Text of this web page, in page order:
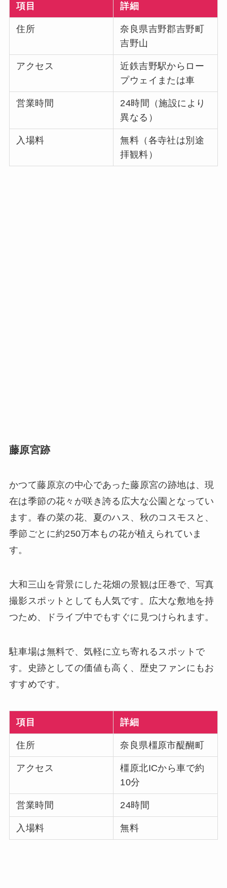
項目 詳細
住所
奈良県吉野郡吉野町
吉野山
アクセス
近鉄吉野駅からロー
プウェイまたは車
営業時間
24時間（施設により
異なる）
入場料
無料（各寺社は別途
拝観料）
藤原宮跡
かつて藤原京の中心であった藤原宮の跡地は、現
在は季節の花々が咲き誇る広大な公園となってい
ます。春の菜の花、夏のハス、秋のコスモスと、
季節ごとに約250万本もの花が植えられていま
す。
大和三山を背景にした花畑の景観は圧巻で、写真
撮影スポットとしても人気です。広大な敷地を持
つため、ドライブ中でもすぐに見つけられます。
駐車場は無料で、気軽に立ち寄れるスポットで
す。史跡としての価値も高く、歴史ファンにもお
すすめです。
項目 詳細
住所 奈良県橿原市醍醐町
アクセス
橿原北ICから車で約
10分
営業時間 24時間
入場料 無料